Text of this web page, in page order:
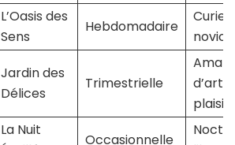
L’Oasis des
Sens
Hebdomadaire
Jardin des
Délices
Trimestrielle
d’art
plaisir
La Nuit
Occasionnelle